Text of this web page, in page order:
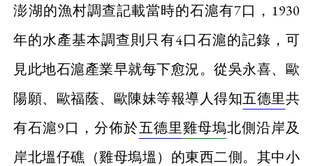
澎湖的漁村調查記載當時的石滬有7口，1930
年的水產基本調查則只有4口石滬的記錄，可
見此地石滬產業早就每下愈況。從吳永喜、歐
陽願、歐福蔭、歐陳妹等報導人得知五德里共
有石滬9口，分佈於五德里雞母塢北側沿岸及
岸北塭仔礁（雞母塢塭）的東西二側。其中小